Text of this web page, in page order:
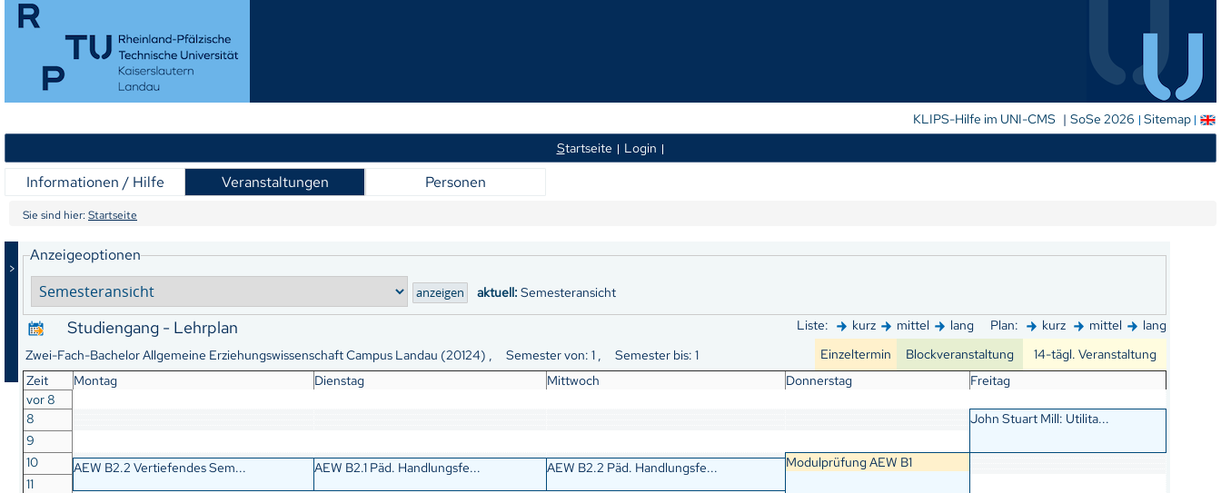
KLIPS-Hilfe im UNI-CMS | SoSe 2026 Sitemap
Startseite Login
Informationen / Hilfe Veranstaltungen Personen
Sie sind hier: Startseite
>
Anzeigeoptionen
aktuell: Semesteransicht
Studiengang - Lehrplan Liste: kurz mittel lang Plan: kurz mittel
lang
Zwei-Fach-Bachelor Allgemeine Erziehungswissenschaft Campus Landau (20124) , Semester von: 1 , Semester bis: 1
Einzeltermin Blockveranstaltung
14-tägl. Veranstaltung
Zeit
Montag Dienstag Mittwoch Donnerstag
Freitag
vor 8
8
John Stuart Mill: Utilita...
9
10
Modulprüfung AEW B1
AEW B2.2 Vertiefendes Sem... AEW B2.1 Päd. Handlungsfe...
AEW B2.2 Päd. Handlungsfe...
11